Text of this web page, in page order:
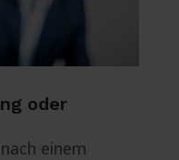
oder
einem